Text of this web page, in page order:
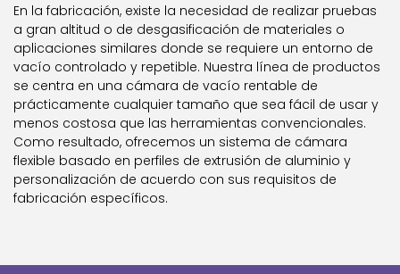
En la fabricación, existe la necesidad de realizar pruebas
a gran altitud o de desgasificación de materiales o
aplicaciones similares donde se requiere un entorno de
vacío controlado y repetible. Nuestra línea de productos
se centra en una cámara de vacío rentable de
prácticamente cualquier tamaño que sea fácil de usar y
menos costosa que las herramientas convencionales.
Como resultado, ofrecemos un sistema de cámara
flexible basado en perfiles de extrusión de aluminio y
personalización de acuerdo con sus requisitos de
fabricación específicos.